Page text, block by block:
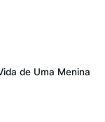
de Uma Menina